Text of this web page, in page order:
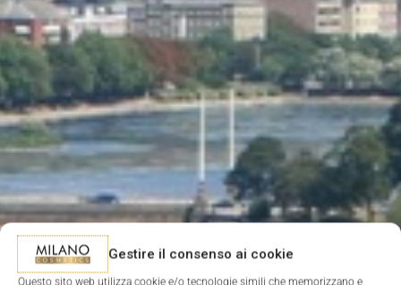
Gestire il consenso ai cookie
Questo sito web utilizza cookie e/o tecnologie simili che memorizzano e